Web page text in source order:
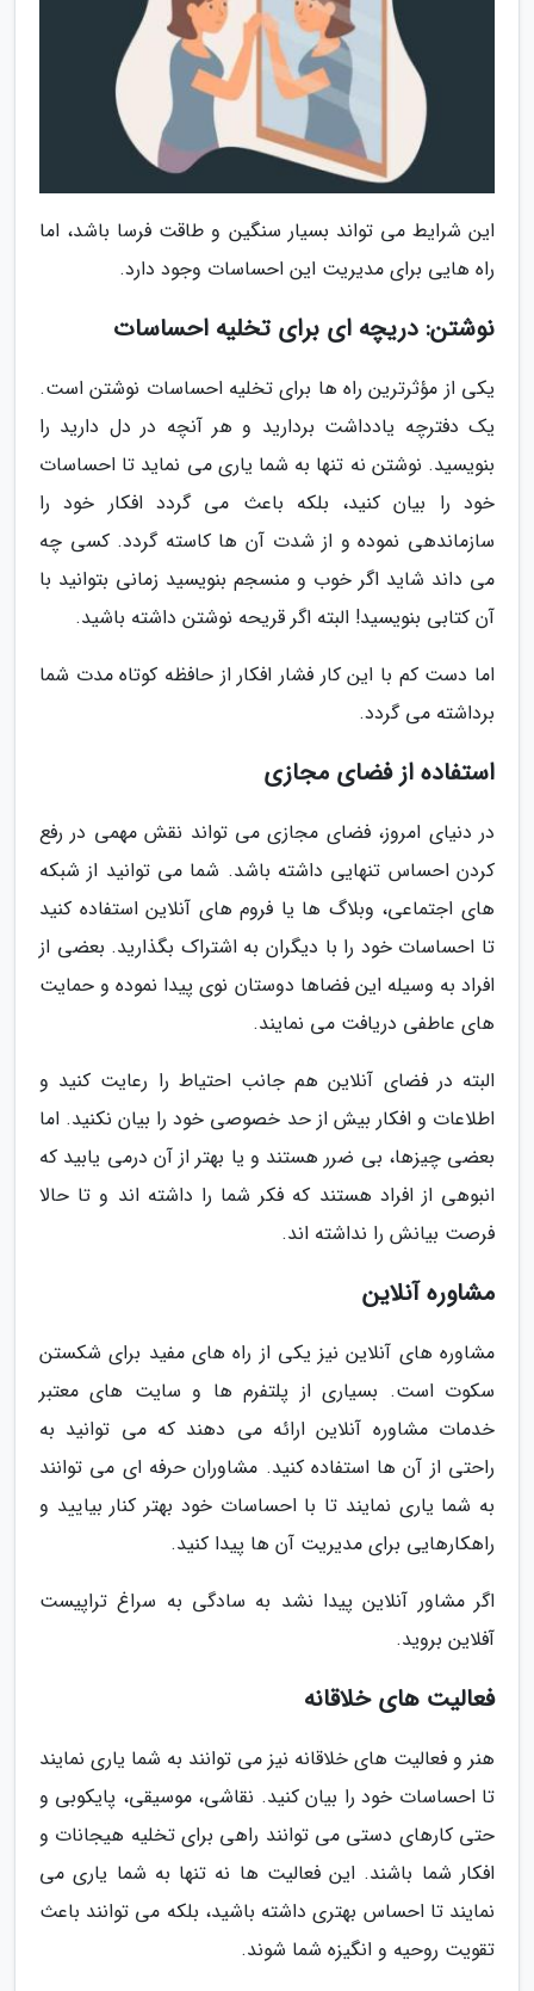
این شرایط می تواند بسیار سنگین و طاقت فرسا باشد، اما
راه هایی برای مدیریت این احساسات وجود دارد.
نوشتن: دریچه ای برای تخلیه احساسات
یکی از مؤثرترین راه ها برای تخلیه احساسات نوشتن است.
یک دفترچه یادداشت بردارید و هر آنچه در دل دارید را
بنویسید. نوشتن نه تنها به شما یاری می نماید تا احساسات
خود را بیان کنید، بلکه باعث می گردد افکار خود را
سازماندهی نموده و از شدت آن ها کاسته گردد. کسی چه
می داند شاید اگر خوب و منسجم بنویسید زمانی بتوانید با
آن کتابی بنویسید! البته اگر قریحه نوشتن داشته باشید.
اما دست کم با این کار فشار افکار از حافظه کوتاه مدت شما
برداشته می گردد.
استفاده از فضای مجازی
در دنیای امروز، فضای مجازی می تواند نقش مهمی در رفع
کردن احساس تنهایی داشته باشد. شما می توانید از شبکه
های اجتماعی، وبلاگ ها یا فروم های آنلاین استفاده کنید
تا احساسات خود را با دیگران به اشتراک بگذارید. بعضی از
افراد به وسیله این فضاها دوستان نوی پیدا نموده و حمایت
های عاطفی دریافت می نمایند.
البته در فضای آنلاین هم جانب احتیاط را رعایت کنید و
اطلاعات و افکار بیش از حد خصوصی خود را بیان نکنید. اما
بعضی چیزها، بی ضرر هستند و یا بهتر از آن درمی یابید که
انبوهی از افراد هستند که فکر شما را داشته اند و تا حالا
فرصت بیانش را نداشته اند.
مشاوره آنلاین
مشاوره های آنلاین نیز یکی از راه های مفید برای شکستن
سکوت است. بسیاری از پلتفرم ها و سایت های معتبر
خدمات مشاوره آنلاین ارائه می دهند که می توانید به
راحتی از آن ها استفاده کنید. مشاوران حرفه ای می توانند
به شما یاری نمایند تا با احساسات خود بهتر کنار بیایید و
راهکارهایی برای مدیریت آن ها پیدا کنید.
اگر مشاور آنلاین پیدا نشد به سادگی به سراغ تراپیست
آفلاین بروید.
فعالیت های خلاقانه
هنر و فعالیت های خلاقانه نیز می توانند به شما یاری نمایند
تا احساسات خود را بیان کنید. نقاشی، موسیقی، پایکوبی و
حتی کارهای دستی می توانند راهی برای تخلیه هیجانات و
افکار شما باشند. این فعالیت ها نه تنها به شما یاری می
نمایند تا احساس بهتری داشته باشید، بلکه می توانند باعث
تقویت روحیه و انگیزه شما شوند.